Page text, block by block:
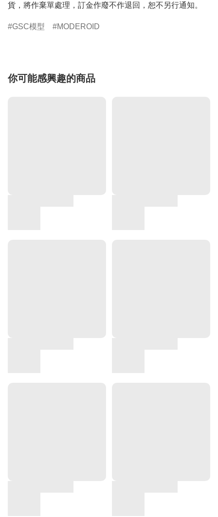
貨，將作棄單處理，訂金作廢不作退回，恕不另行通知。
GSC模型 MODEROID
你可能感興趣的商品